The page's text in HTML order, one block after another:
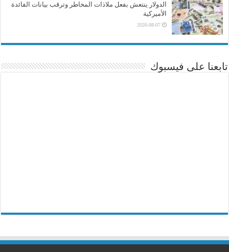
الدولار ينتعش بفعل ملاذات المخاطر وترقب بيانات الفائدة
الأميركية
2026-08-07
تابعنا على فيسبوك